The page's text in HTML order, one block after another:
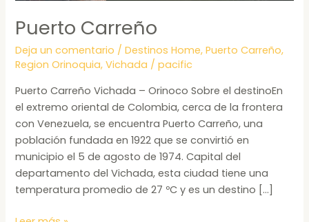
Puerto Carreño
Deja un comentario /Destinos Home,Puerto Carreño,
Region Orinoquia,Vichada /pacific
Puerto Carreño Vichada – Orinoco Sobre el destinoEn
el extremo oriental de Colombia, cerca de la frontera
con Venezuela, se encuentra Puerto Carreño, una
población fundada en 1922 que se convirtió en
municipio el 5 de agosto de 1974. Capital del
departamento del Vichada, esta ciudad tiene una
temperatura promedio de 27 ºC y es un destino […]